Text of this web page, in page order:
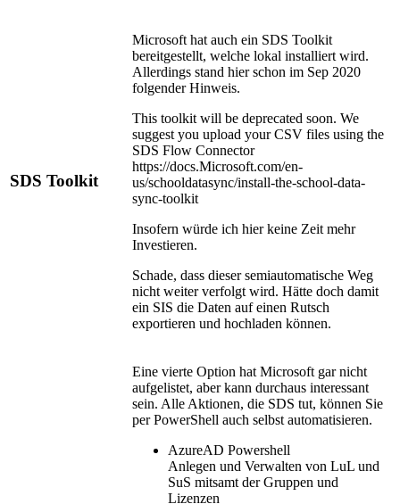
SDS Toolkit
Microsoft hat auch ein SDS Toolkit
bereitgestellt, welche lokal installiert wird.
Allerdings stand hier schon im Sep 2020
folgender Hinweis.
This toolkit will be deprecated soon. We
suggest you upload your CSV files using the
SDS Flow Connector
https://docs.Microsoft.com/en-
us/schooldatasync/install-the-school-data-
sync-toolkit
Insofern würde ich hier keine Zeit mehr
Investieren.
Schade, dass dieser semiautomatische Weg
nicht weiter verfolgt wird. Hätte doch damit
ein SIS die Daten auf einen Rutsch
exportieren und hochladen können.
Eine vierte Option hat Microsoft gar nicht
aufgelistet, aber kann durchaus interessant
sein. Alle Aktionen, die SDS tut, können Sie
per PowerShell auch selbst automatisieren.
AzureAD Powershell
Anlegen und Verwalten von LuL und
SuS mitsamt der Gruppen und
Lizenzen